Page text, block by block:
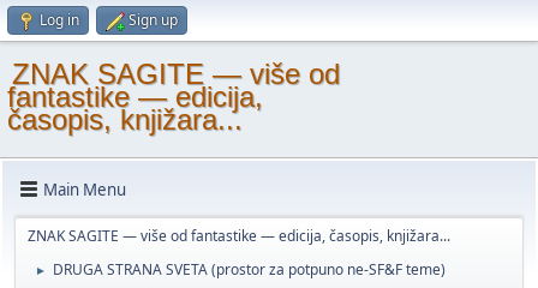
Log in Sign up
ZNAK SAGITE — više od
fantastike — edicija,
časopis, knjižara...
Main Menu
ZNAK SAGITE — više od fantastike — edicija, časopis, knjižara...
► DRUGA STRANA SVETA (prostor za potpuno ne-SF&F teme)